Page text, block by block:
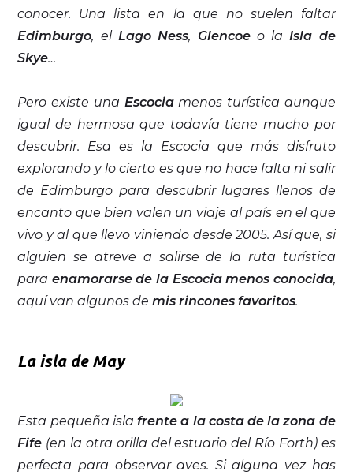
conocer. Una lista en la que no suelen faltar
Edimburgo, el Lago Ness, Glencoeo laIsla de
Skye…
Pero existe una Escociamenos turística aunque
igual de hermosa que todavía tiene mucho por
descubrir. Esa es la Escocia que más disfruto
explorando y lo cierto es que no hace falta ni salir
de Edimburgo para descubrir lugares llenos de
encanto que bien valen un viaje al país en el que
vivo y al que llevo viniendo desde 2005. Así que, si
alguien se atreve a salirse de la ruta turística
para enamorarse de la Escocia menos conocida,
aquí van algunos demis rincones favoritos.
La isla de May
Esta pequeña islafrente a la costa de la zona de
Fife (en la otra orilla del estuario del Río Forth) es
perfecta para observar aves. Si alguna vez has